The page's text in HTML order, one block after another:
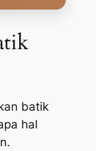
batik
hal